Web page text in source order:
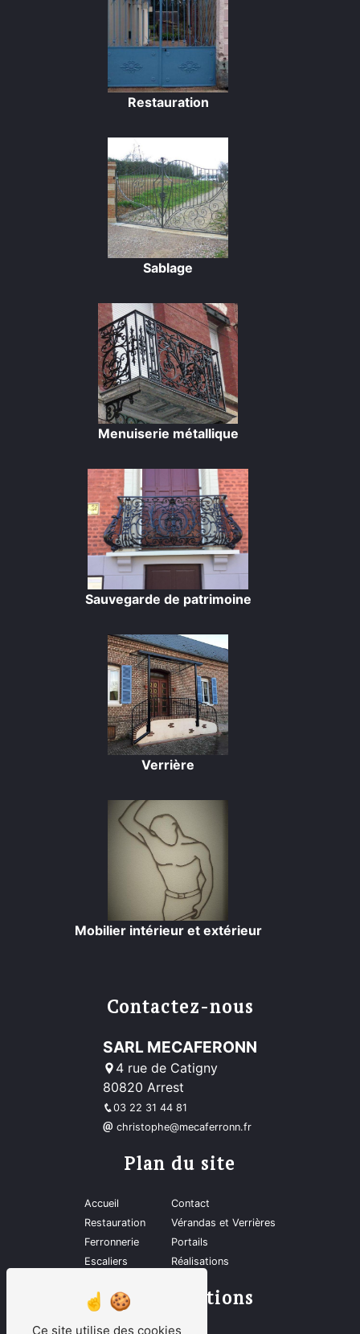
Restauration
Sablage
Menuiserie métallique
Sauvegarde de patrimoine
Verrière
Mobilier intérieur et extérieur
Contactez-nous
SARL MECAFERONN
4 rue de Catigny
80820 Arrest
03 22 31 44 81
christophe@mecaferronn.fr
Plan du site
Accueil
Restauration
Ferronnerie
Escaliers
Contact
Vérandas et Verrières
Portails
Réalisations
Nos prestations
Ce site utilise des cookies